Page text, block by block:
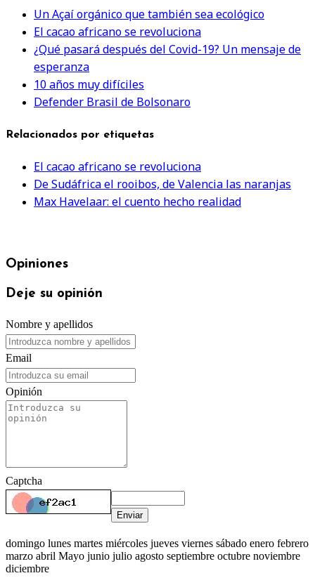
Un Açaí orgánico que también sea ecológico
El cacao africano se revoluciona
¿Qué pasará después del Covid-19? Un mensaje de
esperanza
10 años muy difíciles
Defender Brasil de Bolsonaro
Relacionados por etiquetas
El cacao africano se revoluciona
De Sudáfrica el rooibos, de Valencia las naranjas
Max Havelaar: el cuento hecho realidad
Opiniones
Deje su opinión
Nombre y apellidos
Email
Opinión
Captcha
Enviar
domingo lunes martes miércoles jueves viernes sábado enero febrero
marzo abril Mayo junio julio agosto septiembre octubre noviembre
diciembre